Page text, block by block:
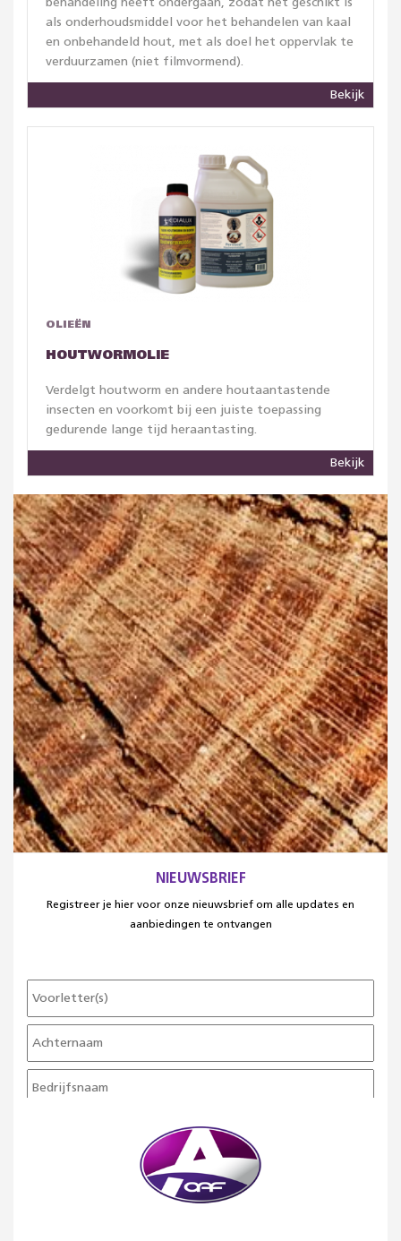
behandeling heeft ondergaan, zodat het geschikt is
als onderhoudsmiddel voor het behandelen van kaal
en onbehandeld hout, met als doel het oppervlak te
verduurzamen (niet filmvormend).
Bekijk
OLIEËN
HOUTWORMOLIE
Verdelgt houtworm en andere houtaantastende
insecten en voorkomt bij een juiste toepassing
gedurende lange tijd heraantasting.
Bekijk
NIEUWSBRIEF
Registreer je hier voor onze nieuwsbrief om alle updates en
aanbiedingen te ontvangen